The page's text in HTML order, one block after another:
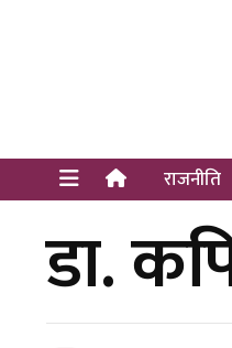
राजनीति
डा.